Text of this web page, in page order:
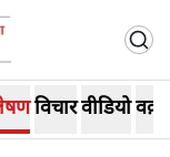
विचारवीडियो